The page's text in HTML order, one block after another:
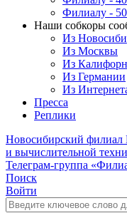
Филиалу - 50
Наши собкоры
Из
Из Москвы
Из
Из Германии
Из
Пресса
Реплики
Новосибирский филиал
и вычислительной
Телеграм-группа
Поиск
Войти